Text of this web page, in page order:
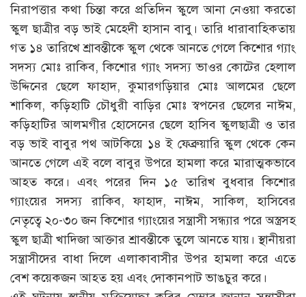
নিরাপত্তার কথা চিন্তা করে প্রতিদিন স্কুলে আনা নেওয়া করতো
স্কুল ছাত্রীর বড় ভাই মেহেদী হাসান বাবু। তারি ধারাবাহিকতায়
গত ১৪ তারিখে শ্রাবন্তীকে স্কুল থেকে আনতে গেলে কিশোর গ্যাং
সদস্য মোঃ রাকিব, কিশোর গ্যাং সদস্য ভাওর কোটের হেলাল
উদ্দিনের ছেলে ফাহাদ, কুমারগড়িয়ার মোঃ আলমের ছেলে
শাকিল, কড়িহাটি চৌধুরী বাড়ির মোঃ স্বপনের ছেলের নাঈম,
কড়িহাটির আলমগীর হোসেনের ছেলে হাসিব স্কুলছাত্রী ও তার
বড় ভাই বাবুর পথ আটকিয়ে ১৪ ই ফেব্রুয়ারি স্কুল থেকে কেন
আনতে গেলে এই বলে বাবুর উপরে হামলা করে মারাত্মকভাবে
আহত করে। এবং পরের দিন ১৫ তারিখ বুধবার কিশোর
গ্যাংয়ের সদস্য রাকিব, ফাহাদ, নাঈম, সাকিল, হাসিবের
নেতৃত্বে ২০-৩০ জন কিশোর গ্যাংয়ের সন্ত্রাসী সন্ধ্যার পরে অস্ত্রসহ
স্কুল ছাত্রী খাদিজা আক্তার শ্রাবন্তীকে তুলে আনতে যায়। স্থানীয়রা
সন্ত্রাসীদের বাধা দিলে এলাকাবাসীর উপর হামলা করে এতে
বেশ কয়েকজন আহত হয় এবং দোকানপাট ভাঙচুর করে।